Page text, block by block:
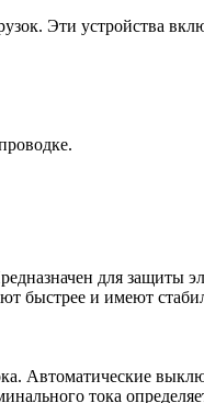
Эти устройства
для защиты
быстрее и имеют
Автоматические
тока